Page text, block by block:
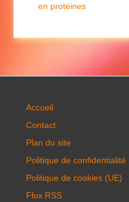
en protéines
Accueil
Contact
Plan du site
Politique de confidentialité
Politique de cookies (UE)
Flux RSS